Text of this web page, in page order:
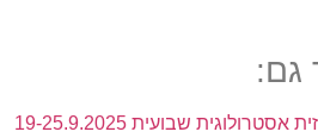
גם:
אסטרולוגית שבועית 19-25.9.2025